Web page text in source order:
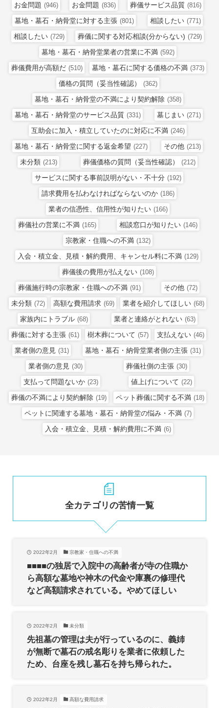
お金問題 (946) お金問題 (836) 葬儀サービス品質 (816)
墓地・墓石・納骨堂に対する主張 (801) 相談したい (771)
相談したい (729) 葬儀に関する対応相談(分からない) (729)
墓地・墓石・納骨堂業者の営業に不満 (592)
葬儀費用が高額だ (510) 墓地・墓石に関する価格の不満 (373)
価格の質問（妥当性確認） (362)
墓地・墓石・納骨堂の不満により契約解除 (358)
墓地・墓石・納骨堂のサービス品質 (331) 墓じまい (271)
互助会に加入・積立していたのに対応に不満 (246)
墓地・墓石・納骨堂に関する返金希望 (227) その他 (213)
未分類 (213) 葬儀価格の質問（妥当性確認） (212)
サービスに関する事前説明がない・不十分 (192)
請求費用を払わなければならないのか (186)
業者の信憑性、信用性が知りたい (166)
葬儀社の営業に不満 (165) 相談窓口が知りたい (146)
宗教家・住職への不満 (132)
入会・積立金、見積・解約費用、キャンセル料に不満 (129)
葬儀後の費用が払えない (108)
葬儀施行時の宗教家・住職への不満 (91) その他 (72)
未分類 (72) 高額な費用請求 (69) 業者を紹介してほしい (68)
家族内にトラブル (68) 業者と連絡がとれない (63)
葬儀に対する主張 (61) 樹木葬について (57) 支払えない (46)
業者側の意見 (31) 墓地・墓石・納骨堂業者側の主張 (31)
業者側の意見 (30) 葬儀社側の主張 (30)
支払って問題ないか (23) 値上げについて (22)
葬儀の不満により契約解除 (19) ペット葬儀に関する不満 (18)
ペットに関連する墓地・墓石・納骨堂の悩み・不満 (7)
入会・積立金、見積・解約費用に不満 (6)
全カテゴリの苦情一覧
2022年2月 宗教家・住職への不満
■■■■の独居で入院中の高齢者が寺の住職か
ら高額な墓地や神木の代金や庫裏の修理代
など高額請求されている。やめてほしい
2022年2月 未分類
先祖墓の管理は夫が行っているのに、義姉
が無断で墓石の戒名彫りを業者に依頼した
ため、台座を残し墓石を持ち帰られた。
2022年2月 高額な費用請求